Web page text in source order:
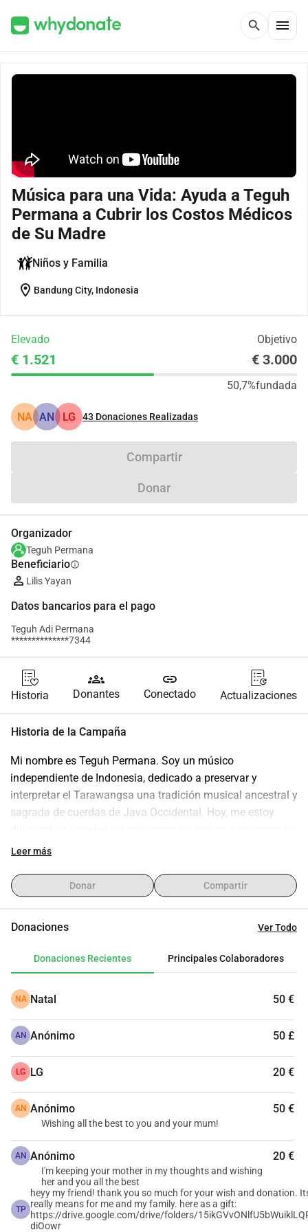
search menu
Música para una Vida: Ayuda a Teguh
Permana a Cubrir los Costos Médicos
de Su Madre
Niños y Familia
location_on Bandung City, Indonesia
Elevado Objetivo
€ 1.521 € 3.000
50,7%fundada
NA AN LG 43 Donaciones Realizadas
Compartir
Donar
Organizador
Teguh Permana
Beneficiarioinfo
Lilis Yayan
Datos bancarios para el pago
Teguh Adi Permana
**************7344
Historia
groups
Donantes
link
Conectado Actualizaciones
Historia de la Campaña
Mi nombre es Teguh Permana. Soy un músico
independiente de Indonesia, dedicado a preservar y
interpretar el Tarawangsa una tradición musical ancestral y
sagrada de cuerdas de Java Occidental. Hoy, me estoy
hijo que lucha por la vida de su madre.
Mi madre está actualmente luchando contra una
enfermedad grave. Esta tragedia personal se desarrolla en
cambios económicos y los recortes del gobierno en salud y
vulnerables. Como músico independiente, he sido
económicas.
​A pesar de mis mejores esfuerzos, he llegado a un punto en
el que ya no puedo asumir solo sus gastos médicos. Este
llamado es mi último recurso un camino final que debo
tomar para asegurar su supervivencia. La carga de su
apoyo público ya no es suficiente para cubrir la atención
especializada que ella necesita con urgencia.
​[Mi Música como Mi Gratitud]
En agradecimiento por su amabilidad, quiero ofrecer lo
único de valor que poseo: el trabajo de mi vida. A cada
persona que done sin importar la cantidad le daré mi
discografía completa, incluidos todos mis álbumes
lanzados y pistas exclusivas no publicadas. IMPORTANTE:
Leer más
Donar Compartir
Donaciones Ver Todo
Donaciones Recientes Principales Colaboradores
NA Natal 50 €
AN Anónimo 50 £
LG LG 20 €
AN Anónimo 50 €
Wishing all the best to you and your mum!
AN Anónimo 20 €
I'm keeping your mother in my thoughts and wishing
her and you all the best
TP
heyy my friend! thank you so much for your wish and donation.
really means for me and my family. here as a gift:
https://drive.google.com/drive/folders/
diOowr